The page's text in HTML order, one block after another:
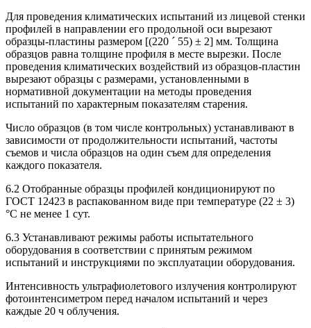
Для проведения климатических испытаний из лицевой стенки
профилей в направлении его продольной оси вырезают
образцы-пластины размером [(220 ´ 55) ± 2] мм. Толщина
образцов равна толщине профиля в месте вырезки. После
проведения климатических воздействий из образцов-пластин
вырезают образцы с размерами, установленными в
нормативной документации на методы проведения
испытаний по характерным показателям старения.
Число образцов (в том числе контрольных) устанавливают в
зависимости от продолжительности испытаний, частоты
съемов и числа образцов на один съем для определения
каждого показателя.
6.2 Отобранные образцы профилей кондиционируют по
ГОСТ 12423 в распакованном виде при температуре (22 ± 3)
°С не менее 1 сут.
6.3 Устанавливают режимы работы испытательного
оборудования в соответствии с принятым режимом
испытаний и инструкциями по эксплуатации оборудования.
Интенсивность ультрафиолетового излучения контролируют
фотоинтенсиметром перед началом испытаний и через
каждые 20 ч облучения.